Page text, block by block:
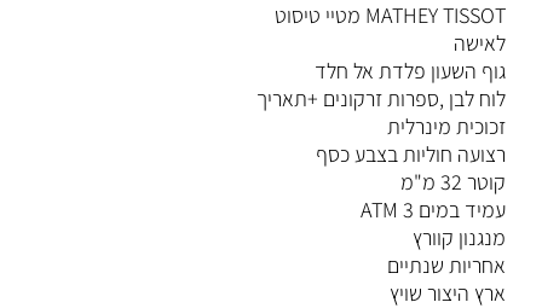
MATHEY TISSOT מטיי טיסוט
לאישה
גוף השעון פלדת אל חלד
לוח לבן ,ספרות זרקונים +תאריך
זכוכית מינרלית
רצועה חוליות בצבע כסף
קוטר 32 מ"מ
עמיד במים 3 ATM
מנגנון קוורץ
אחריות שנתיים
ארץ היצור שויץ